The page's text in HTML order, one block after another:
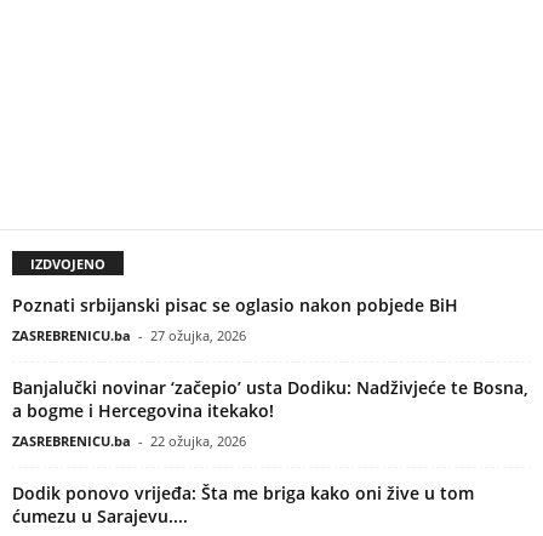
IZDVOJENO
Poznati srbijanski pisac se oglasio nakon pobjede BiH
ZASREBRENICU.ba - 27 ožujka, 2026
Banjalučki novinar ‘začepio’ usta Dodiku: Nadživjeće te Bosna,
a bogme i Hercegovina itekako!
ZASREBRENICU.ba - 22 ožujka, 2026
Dodik ponovo vrijeđa: Šta me briga kako oni žive u tom
ćumezu u Sarajevu....